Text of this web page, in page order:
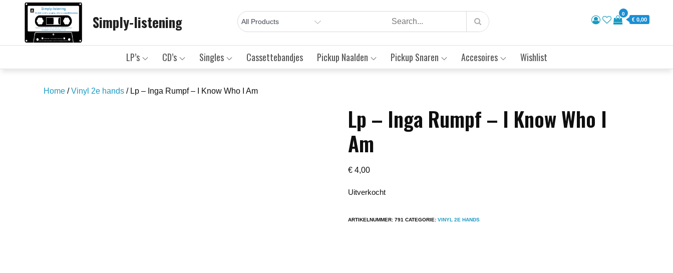
Simply-listening 0
€ 0,00
LP’s CD’s Singles Cassettebandjes Pickup Naalden Pickup Snaren Accesoires Wishlist
Home /Vinyl 2e hands / Lp – Inga Rumpf – I Know Who I Am
Lp – Inga Rumpf – I Know Who I
Am
€ 4,00
Uitverkocht
ARTIKELNUMMER:791 CATEGORIE:VINYL 2E HANDS